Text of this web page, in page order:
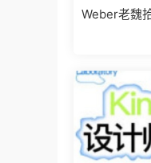
Weber老魏